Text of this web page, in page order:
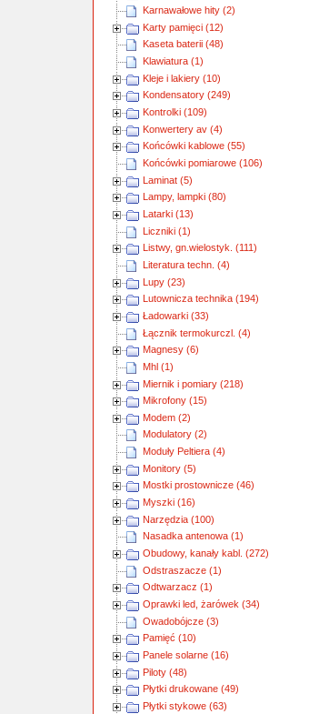
Karnawałowe hity (2)
Karty pamięci (12)
Kaseta baterii (48)
Klawiatura (1)
Kleje i lakiery (10)
Kondensatory (249)
Kontrolki (109)
Konwertery av (4)
Końcówki kablowe (55)
Końcówki pomiarowe (106)
Laminat (5)
Lampy, lampki (80)
Latarki (13)
Liczniki (1)
Listwy, gn.wielostyk. (111)
Literatura techn. (4)
Lupy (23)
Lutownicza technika (194)
Ładowarki (33)
Łącznik termokurczl. (4)
Magnesy (6)
Mhl (1)
Miernik i pomiary (218)
Mikrofony (15)
Modem (2)
Modulatory (2)
Moduły Peltiera (4)
Monitory (5)
Mostki prostownicze (46)
Myszki (16)
Narzędzia (100)
Nasadka antenowa (1)
Obudowy, kanały kabl. (272)
Odstraszacze (1)
Odtwarzacz (1)
Oprawki led, żarówek (34)
Owadobójcze (3)
Pamięć (10)
Panele solarne (16)
Piloty (48)
Płytki drukowane (49)
Płytki stykowe (63)